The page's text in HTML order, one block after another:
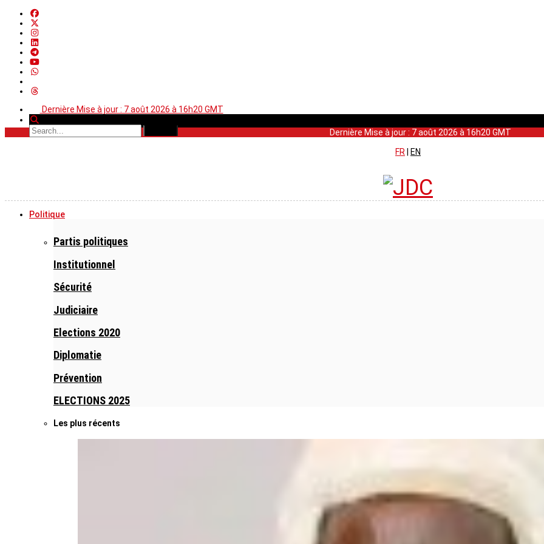
Dernière Mise à jour : 7 août 2026 à 16h20 GMT
Dernière Mise à jour : 7 août 2026 à 16h20 GMT
FR
EN
Politique
Partis politiques
Institutionnel
Sécurité
Judiciaire
Elections 2020
Diplomatie
Prévention
ELECTIONS 2025
Les plus récents